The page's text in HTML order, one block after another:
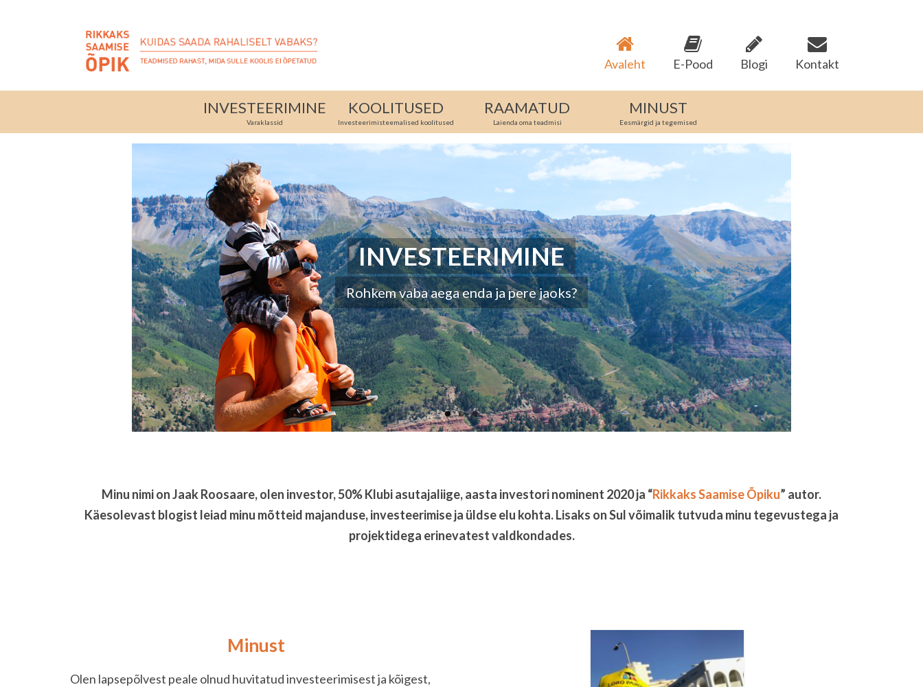
Avaleht E-Pood Blogi Kontakt
INVESTEERIMINE
Varaklassid
KOOLITUSED
Investeerimisteemalised koolitused
RAAMATUD
Laienda oma teadmisi
MINUST
Eesmärgid ja tegemised
INVESTEERIMINE
Rohkem vaba aega enda ja pere jaoks?
RAAMATUD
Kuidas teha algust kinnisvaraga?
KOOLITUSED
Tahad õppida oma ala tegijatelt?
Minu nimi on Jaak Roosaare, olen investor, 50% Klubi asutajaliige, aasta investori nominent 2020 ja “Rikkaks Saamise Õpiku” autor.
Käesolevast blogist leiad minu mõtteid majanduse, investeerimise ja üldse elu kohta. Lisaks on Sul võimalik tutvuda minu tegevustega ja
projektidega erinevatest valdkondades.
Minust
Olen lapsepõlvest peale olnud huvitatud investeerimisest ja kõigest,